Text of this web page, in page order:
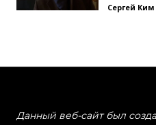
Сергей Ким
Данный веб-сайт был